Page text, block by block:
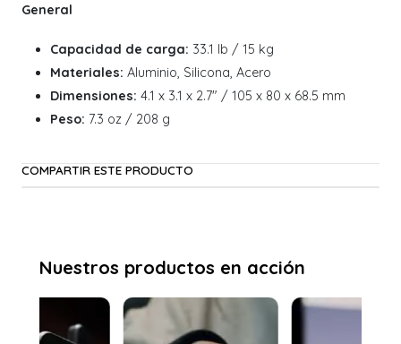
General
Capacidad de carga: 33.1 lb / 15 kg
Materiales: Aluminio, Silicona, Acero
Dimensiones: 4.1 x 3.1 x 2.7" / 105 x 80 x 68.5 mm
Peso: 7.3 oz / 208 g
COMPARTIR ESTE PRODUCTO